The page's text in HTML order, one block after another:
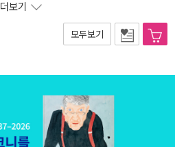
더보기
모두보기